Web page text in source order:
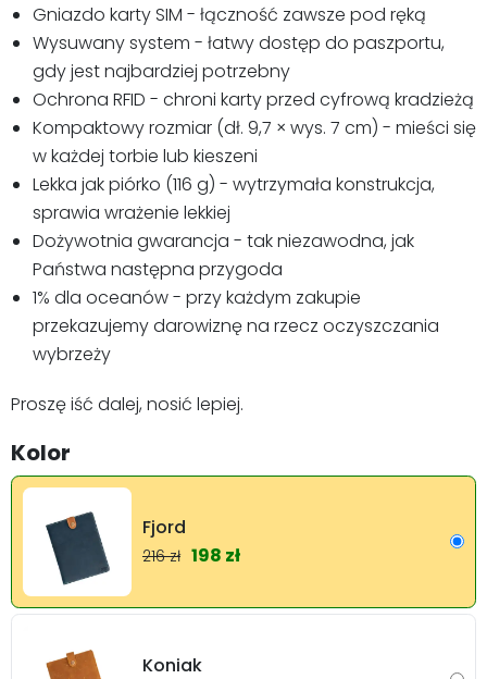
Gniazdo karty SIM - łączność zawsze pod ręką
Wysuwany system - łatwy dostęp do paszportu,
gdy jest najbardziej potrzebny
Ochrona RFID - chroni karty przed cyfrową kradzieżą
Kompaktowy rozmiar (dł. 9,7 × wys. 7 cm) - mieści się
w każdej torbie lub kieszeni
Lekka jak piórko (116 g) - wytrzymała konstrukcja,
sprawia wrażenie lekkiej
Dożywotnia gwarancja - tak niezawodna, jak
Państwa następna przygoda
1% dla oceanów - przy każdym zakupie
przekazujemy darowiznę na rzecz oczyszczania
wybrzeży
Proszę iść dalej, nosić lepiej.
Kolor
Fjord
216 zł 198 zł
Koniak